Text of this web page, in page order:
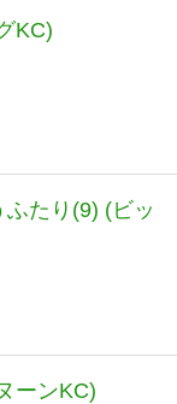
KC)
たり(9) (ビッ
ーンKC)